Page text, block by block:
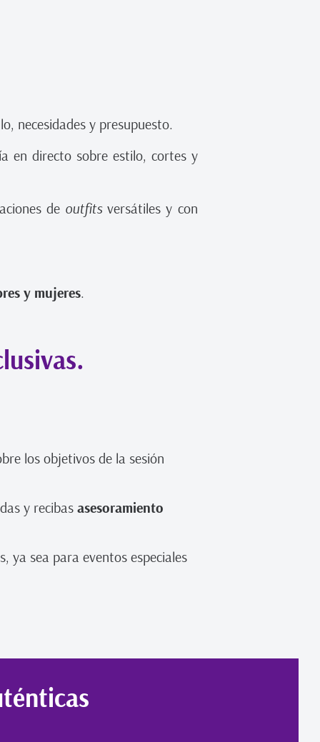
necesidades y presupuesto.
en directo sobre estilo, cortes y
de outfitsversátiles y con
y mujeres.
los objetivos de la sesión
y recibas asesoramiento
ya sea para eventos especiales